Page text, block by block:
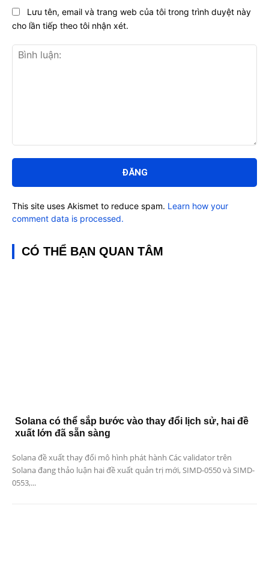
luận:
Lưu tên, email và trang web của tôi trong trình duyệt này
cho lần tiếp theo tôi nhận xét.
This site uses Akismet to reduce spam. Learn how your
comment data is processed.
CÓ THỂ BẠN QUAN TÂM
Solana có thể sắp bước vào thay đổi lịch sử, hai đề
xuất lớn đã sẵn sàng
Solana đề xuất thay đổi mô hình phát hành Các validator trên
Solana đang thảo luận hai đề xuất quản trị mới, SIMD-0550 và SIMD-
0553,...